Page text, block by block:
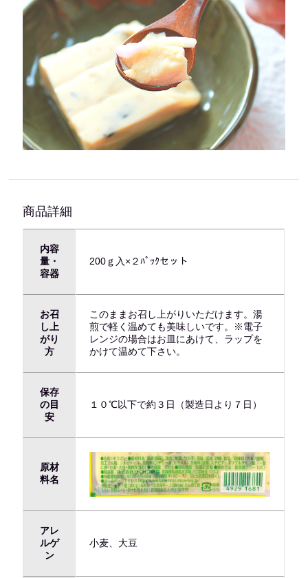
商品詳細
内容
量・
容器
200ｇ入×２ﾊﾟｯｸセット
お召
し上
がり
方
このままお召し上がりいただけます。湯
煎で軽く温めても美味しいです。※電子
レンジの場合はお皿にあけて、ラップを
かけて温めて下さい。
保存
の目
安
１０℃以下で約３日（製造日より７日）
原材
料名
アレ
ルゲ
ン
小麦、大豆